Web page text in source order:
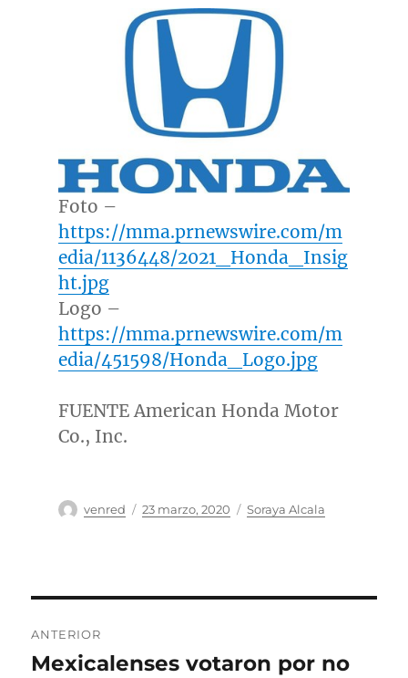
Foto –
https://mma.prnewswire.com/m
edia/1136448/2021_Honda_Insig
ht.jpg
Logo –
https://mma.prnewswire.com/m
edia/451598/Honda_Logo.jpg
FUENTE American Honda Motor
Co., Inc.
Autor
venred
Publicado
23 marzo, 2020 Categorías
Soraya Alcala
de
ANTERIOR
Entrada
Mexicalenses votaron por no